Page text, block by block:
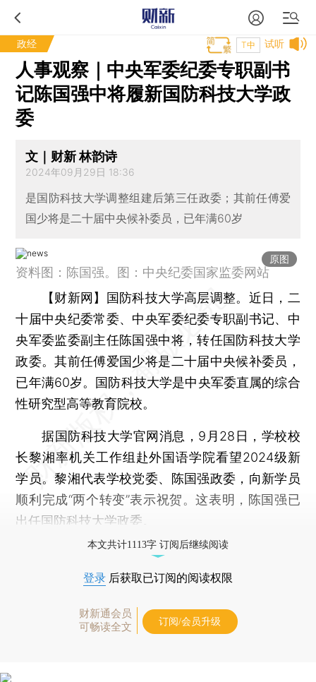
政经 试听
T中
人事观察｜中央军委纪委专职副书
记陈国强中将履新国防科技大学政
委
文｜财新 林韵诗
2024年09月29日 18:36
是国防科技大学调整组建后第三任政委；其前任傅爱
国少将是二十届中央候补委员，已年满60岁
原图
资料图：陈国强。图：中央纪委国家监委网站
【财新网】
国防科技大学高层调整。近日，二
十届中央纪委常委、中央军委纪委专职副书记、中
央军委监委副主任陈国强中将，转任国防科技大学
政委。其前任傅爱国少将是二十届中央候补委员，
已年满60岁。国防科技大学是中央军委直属的综合
性研究型高等教育院校。
据国防科技大学官网消息，9月28日，学校校
长黎湘率机关工作组赴外国语学院看望2024级新
学员。黎湘代表学校党委、陈国强政委，向新学员
顺利完成“两个转变”表示祝贺。这表明，陈国强已
出任国防科技大学政委。
本文共计1113字 订阅后继续阅读
登录 后获取已订阅的阅读权限
财新通会员
可畅读全文
订阅/会员升级